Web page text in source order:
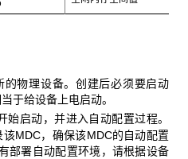
的物理设备。创建后必须要启动
于给设备上电启动。
始启动，并进入自动配置过程。
该MDC，确保该MDC的自动配置
部署自动配置环境，请根据设备